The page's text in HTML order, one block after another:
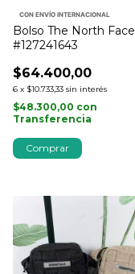
CON ENVÍO INTERNACIONAL
Bolso The North Face
#127241643
$64.400,00
6 x $10.733,33 sin interés
$48.300,00 con
Transferencia